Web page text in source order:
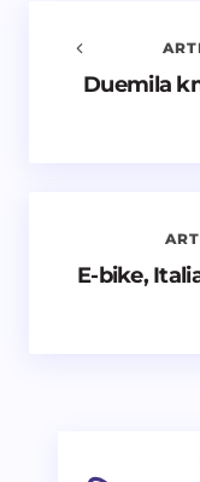
Avvisami
Duemila
E-bike,